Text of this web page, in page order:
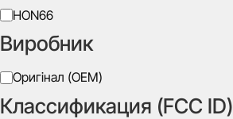
Тип
леза
Silca
HON66
Виробник
Виробник
Оригінал (OEM)
Классификация (FCC ID)